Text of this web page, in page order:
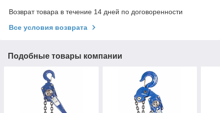
Возврат товара в течение 14 дней по договоренности
Все условия возврата
Подобные товары компании